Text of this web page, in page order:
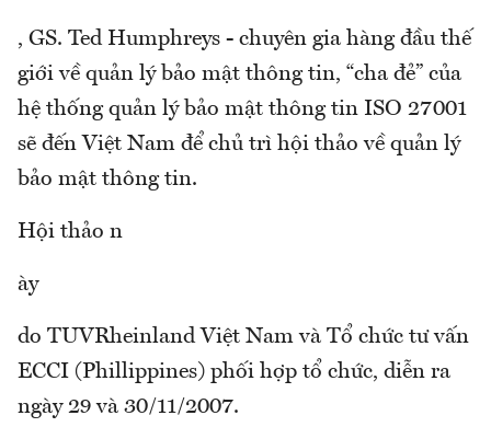
, GS. Ted Humphreys - chuyên gia hàng đầu thế
giới về quản lý bảo mật thông tin, “cha đẻ” của
hệ thống quản lý bảo mật thông tin ISO 27001
sẽ đến Việt Nam để chủ trì hội thảo về quản lý
bảo mật thông tin.
Hội thảo n
ày
do TUVRheinland Việt Nam và Tổ chức tư vấn
ECCI (Phillippines) phối hợp tổ chức, diễn ra
ngày 29 và 30/11/2007.